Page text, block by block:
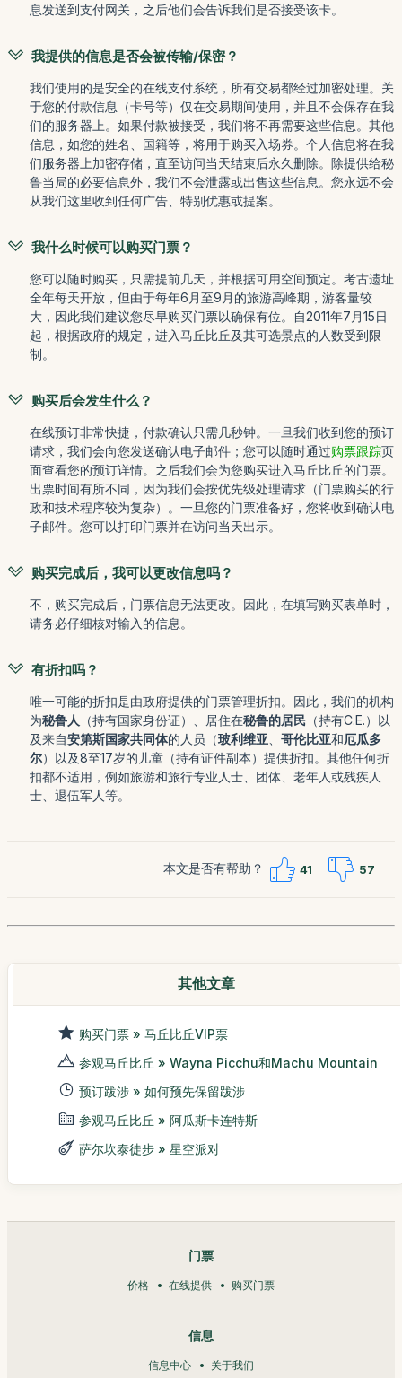
息发送到支付网关，之后他们会告诉我们是否接受该卡。
我提供的信息是否会被传输/保密？
我们使用的是安全的在线支付系统，所有交易都经过加密处理。关
于您的付款信息（卡号等）仅在交易期间使用，并且不会保存在我
们的服务器上。如果付款被接受，我们将不再需要这些信息。其他
信息，如您的姓名、国籍等，将用于购买入场券。个人信息将在我
们服务器上加密存储，直至访问当天结束后永久删除。除提供给秘
鲁当局的必要信息外，我们不会泄露或出售这些信息。您永远不会
从我们这里收到任何广告、特别优惠或提案。
我什么时候可以购买门票？
您可以随时购买，只需提前几天，并根据可用空间预定。考古遗址
全年每天开放，但由于每年6月至9月的旅游高峰期，游客量较
大，因此我们建议您尽早购买门票以确保有位。自2011年7月15日
起，根据政府的规定，进入马丘比丘及其可选景点的人数受到限
制。
购买后会发生什么？
在线预订非常快捷，付款确认只需几秒钟。一旦我们收到您的预订
请求，我们会向您发送确认电子邮件；您可以随时通过购票跟踪页
面查看您的预订详情。之后我们会为您购买进入马丘比丘的门票。
出票时间有所不同，因为我们会按优先级处理请求（门票购买的行
政和技术程序较为复杂）。一旦您的门票准备好，您将收到确认电
子邮件。您可以打印门票并在访问当天出示。
购买完成后，我可以更改信息吗？
不，购买完成后，门票信息无法更改。因此，在填写购买表单时，
请务必仔细核对输入的信息。
有折扣吗？
唯一可能的折扣是由政府提供的门票管理折扣。因此，我们的机构
为秘鲁人 （持有国家身份证）、居住在秘鲁的居民 （持有C.E.）以
及来自安第斯国家共同体的人员（玻利维亚 哥伦比亚和厄瓜多
尔）以及8至17岁的儿童（持有证件副本）提供折扣。其他任何折
扣都不适用，例如旅游和旅行专业人士、团体、老年人或残疾人
士、退伍军人等。
本文是否有帮助？ 41 57
其他文章
购买门票 » 马丘比丘VIP票
参观马丘比丘 » Wayna Picchu和Machu Mountain
预订跋涉 » 如何预先保留跋涉
参观马丘比丘 » 阿瓜斯卡连特斯
萨尔坎泰徒步 » 星空派对
门票
价格 在线提供 购买门票
信息
信息中心 关于我们